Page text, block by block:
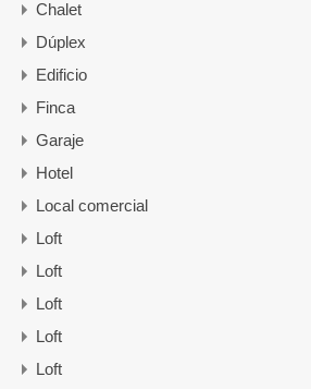
Chalet
Dúplex
Edificio
Finca
Garaje
Hotel
Local comercial
Loft
Loft
Loft
Loft
Loft